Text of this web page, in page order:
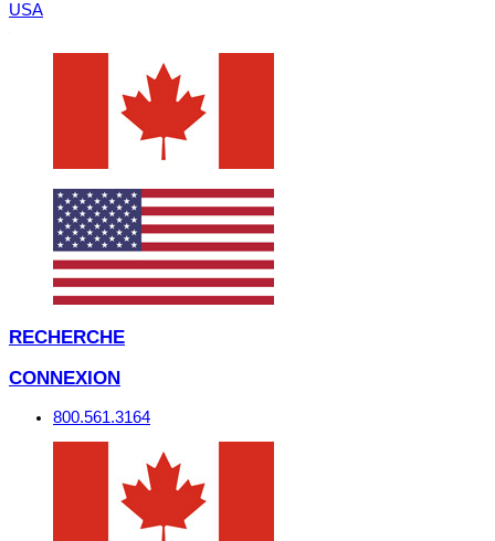
USA
RECHERCHE
CONNEXION
800.561.3164